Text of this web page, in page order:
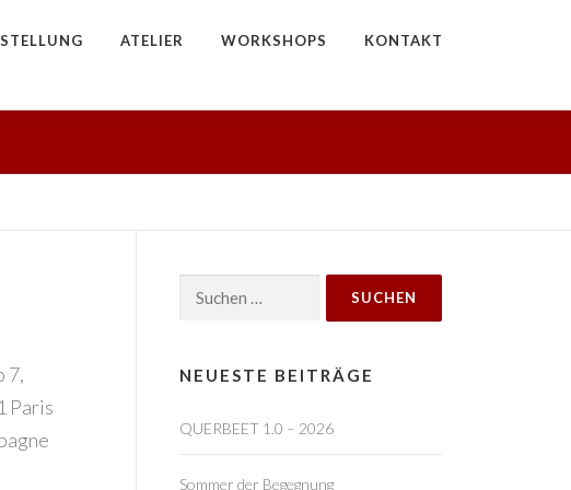
ATELIER WORKSHOPS KONTAKT
7,
Paris
Suchen
NEUESTE BEITRÄGE
QUERBEET 1.0 – 2026
Sommer der Begegnung